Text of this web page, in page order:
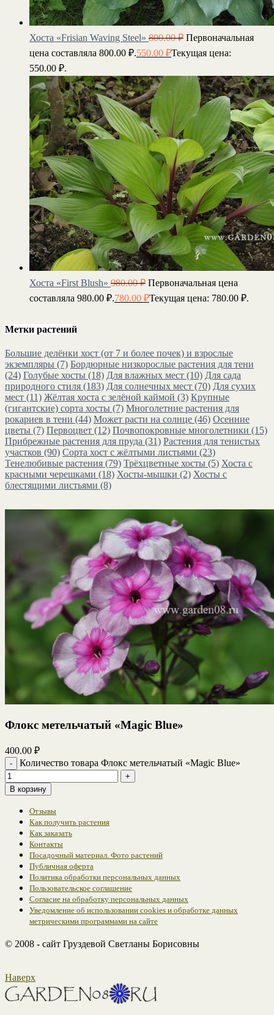
Хоста «Frisian Waving Steel» 800.00₽ Первоначальная
цена составляла 800.00 ₽.550.00 ₽Текущая цена:
550.00 ₽.
Хоста «First Blush» 980.00₽ Первоначальная цена
составляла 980.00 ₽.780.00 ₽Текущая цена: 780.00 ₽.
Метки растений
Большие делёнки хост (от 7 и более почек) и взрослые
экземпляры (7) Бордюрные низкорослые растения для тени
(24) Голубые хосты (18) Для влажных мест (10) Для сада
природного стиля (183) Для солнечных мест (70) Для сухих
мест (11) Жёлтая хоста с зелёной каймой (3) Крупные
(гигантские) сорта хосты (7) Многолетние растения для
рокариев в тени (44) Может расти на солнце (46) Осенние
цветы (7) Первоцвет (12) Почвопокровные многолетники (15)
Прибрежные растения для пруда (31) Растения для тенистых
участков (90) Сорта хост с жёлтыми листьями (23)
Тенелюбивые растения (79) Трёхцветные хосты (5) Хоста с
красными черешками (18) Хосты-мышки (2) Хосты с
блестящими листьями (8)
Флокс метельчатый «Magic Blue»
400.00 ₽
Количество товара Флокс метельчатый «Magic Blue»
В корзину
Отзывы
Как получить растения
Как заказать
Контакты
Посадочный материал. Фото растений
Публичная оферта
Политика обработки персональных данных
Пользовательское соглашение
Согласие на обработку персональных данных
Уведомление об использовании cookies и обработке данных
метрическими программами на сайте
© 2008 - сайт Груздевой Светланы Борисовны
Наверх